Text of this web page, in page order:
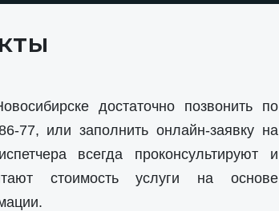
достаточно позвонить по
77, или заполнить онлайн-заявку на
всегда проконсультируют и
стоимость услуги на основе